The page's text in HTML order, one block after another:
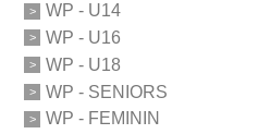
WP - U14
WP - U16
WP - U18
WP - SENIORS
WP - FEMININ